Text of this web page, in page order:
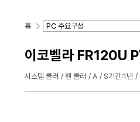
홈
이코벨라 FR120U
시스템 쿨러 팬 쿨러 A S기간:1년